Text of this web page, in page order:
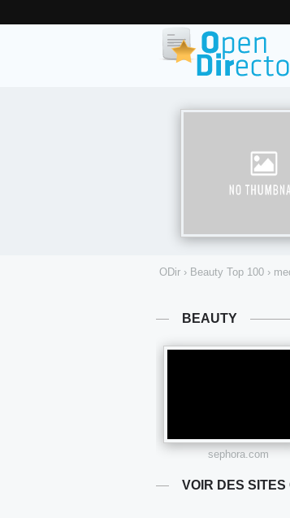
ODir › Beauty Top 100 ›
BEAUTY
sephora.com
VOIR DES